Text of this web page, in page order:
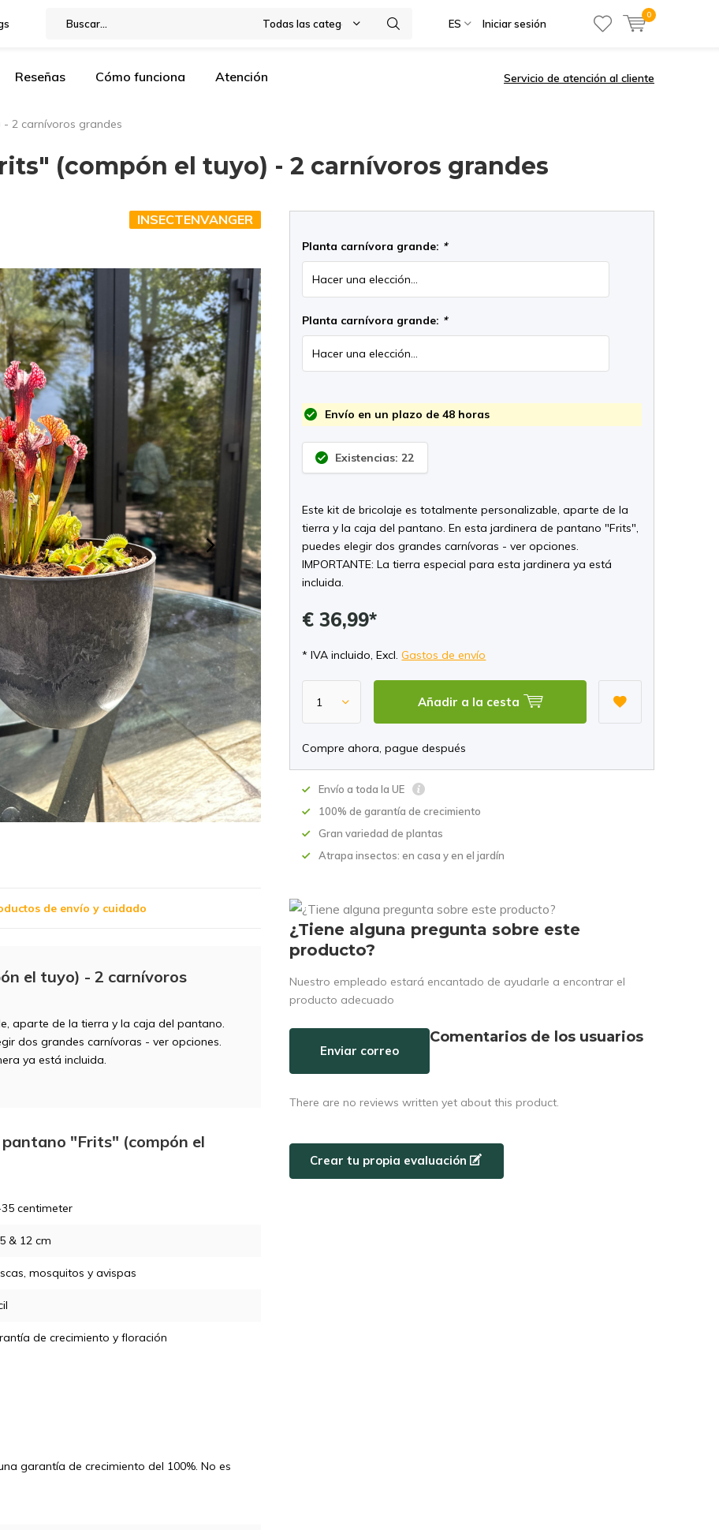
Todas las categorías ES Iniciar sesión
0
Reseñas Cómo funciona Atención Servicio de atención al cliente
2 carnívoros grandes
(compón el tuyo) - 2 carnívoros grandes
INSECTENVANGER
Planta carnívora grande: *
Planta carnívora grande: *
Envío en un plazo de 48 horas
Existencias: 22
Este kit de bricolaje es totalmente personalizable, aparte de la
tierra y la caja del pantano. En esta jardinera de pantano "Frits",
puedes elegir dos grandes carnívoras - ver opciones.
IMPORTANTE: La tierra especial para esta jardinera ya está
incluida.
€ 36,99*
* IVA incluido, Excl.Gastos de envío
Añadir a la cesta
Compre ahora, pague después
Envío a toda la UE
100% de garantía de crecimiento
Gran variedad de plantas
Atrapa insectos: en casa y en el jardín
de envío y cuidado
el tuyo) - 2 carnívoros
aparte de la tierra y la caja del pantano.
dos grandes carnívoras - ver opciones.
ya está incluida.
pantano "Frits" (compón el
centimeter
& 12 cm
mosquitos y avispas
de crecimiento y floración
garantía de crecimiento del 100%. No es
¿Tiene alguna pregunta sobre este
producto?
Nuestro empleado estará encantado de ayudarle a encontrar el
producto adecuado
Enviar correo
Comentarios de los usuarios
There are no reviews written yet about this product.
Crear tu propia evaluación